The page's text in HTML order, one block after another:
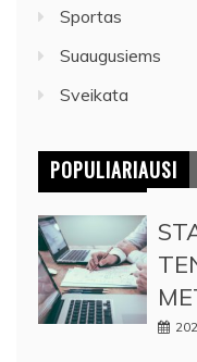
Sportas
Suaugusiems
Sveikata
POPULIARIAUSI